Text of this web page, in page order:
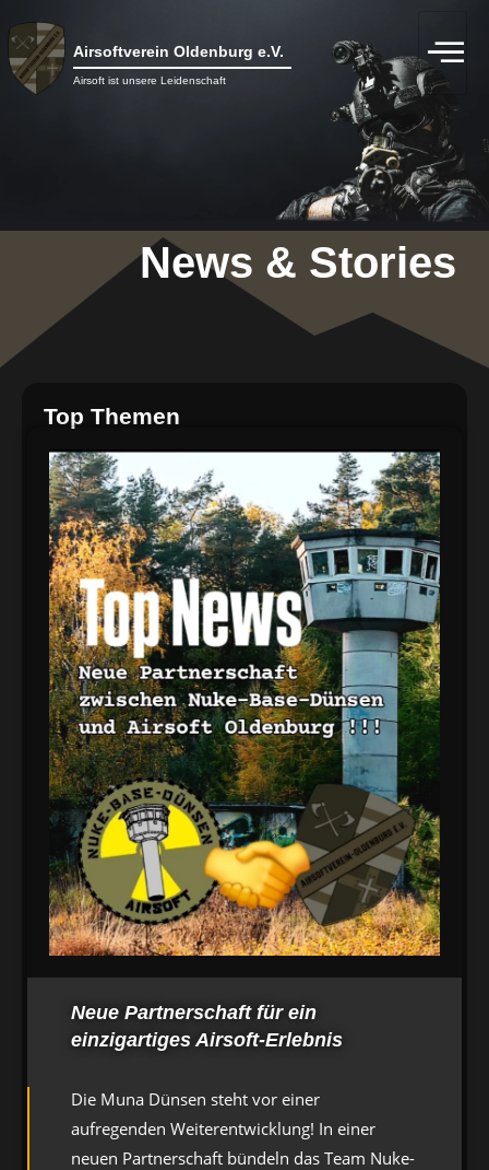
Airsoftverein Oldenburg e.V.
Airsoft ist unsere Leidenschaft
News & Stories
Top Themen
Neue Partnerschaft für ein
einzigartiges Airsoft-Erlebnis
Die Muna Dünsen steht vor einer
aufregenden Weiterentwicklung! In einer
neuen Partnerschaft bündeln das Team Nuke-